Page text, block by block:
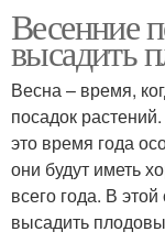
Весенние
высадить
Весна – время,
посадок
это время года
они будут иметь
всего года. В
высадить